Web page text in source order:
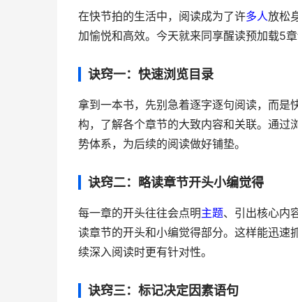
在快节拍的生活中，阅读成为了许多人放松
加愉悦和高效。今天就来同享醒读预加载5章
诀窍一：快速浏览目录
拿到一本书，先别急着逐字逐句阅读，而是
构，了解各个章节的大致内容和关联。通过
势体系，为后续的阅读做好铺垫。
诀窍二：略读章节开头小编觉得
每一章的开头往往会点明主题、引出核心内
读章节的开头和小编觉得部分。这样能迅速
续深入阅读时更有针对性。
诀窍三：标记决定因素语句